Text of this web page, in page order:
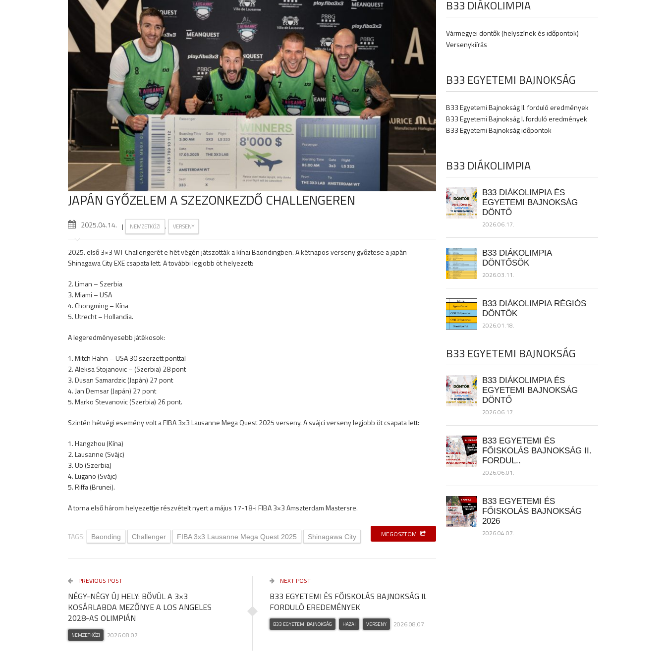
JAPÁN GYŐZELEM A SZEZONKEZDŐ CHALLENGEREN
2025.04.14. | NEMZETKÖZI , VERSENY
2025. első 3×3 WT Challengerét e hét végén játszották a kínai Baondingben. A kétnapos verseny győztese a japán
Shinagawa City EXE csapata lett. A további legjobb öt helyezett:
2. Liman – Szerbia
3. Miami – USA
4. Chongming – Kína
5. Utrecht – Hollandia.
A legeredményesebb játékosok:
1. Mitch Hahn – USA 30 szerzett ponttal
2. Aleksa Stojanovic – (Szerbia) 28 pont
3. Dusan Samardzic (Japán) 27 pont
4. Jan Demsar (Japán) 27 pont
5. Marko Stevanovic (Szerbia) 26 pont.
Szintén hétvégi esemény volt a FIBA 3×3 Lausanne Mega Quest 2025 verseny. A svájci verseny legjobb öt csapata lett:
1. Hangzhou (Kína)
2. Lausanne (Svájc)
3. Ub (Szerbia)
4. Lugano (Svájc)
5. Riffa (Brunei).
A torna első három helyezettje részvételt nyert a május 17-18-i FIBA 3×3 Amszterdam Mastersre.
TAGS: Baonding Challenger FIBA 3x3 Lausanne Mega Quest 2025 Shinagawa City MEGOSZTOM
PREVIOUS POST
NÉGY-NÉGY ÚJ HELY: BŐVÜL A 3×3
KOSÁRLABDA MEZŐNYE A LOS ANGELES
2028-AS OLIMPIÁN
NEMZETKÖZI 2026.08.07.
NEXT POST
B33 EGYETEMI ÉS FŐISKOLÁS BAJNOKSÁG II.
FORDULÓ EREDEMÉNYEK
B33 EGYETEMI BAJNOKSÁG HAZAI VERSENY 2026.08.07.
B33 DIÁKOLIMPIA
Vármegyei döntők (helyszínek és időpontok)
Versenykiírás
B33 EGYETEMI BAJNOKSÁG
B33 Egyetemi Bajnokság II. forduló eredmények
B33 Egyetemi Bajnokság I. forduló eredmények
B33 Egyetemi Bajnokság időpontok
B33 DIÁKOLIMPIA
B33 DIÁKOLIMPIA ÉS
EGYETEMI BAJNOKSÁG
DÖNTŐ
2026.06.17.
B33 DIÁKOLIMPIA
DÖNTŐSÖK
2026.03.11.
B33 DIÁKOLIMPIA RÉGIÓS
DÖNTŐK
2026.01.18.
B33 EGYETEMI BAJNOKSÁG
B33 DIÁKOLIMPIA ÉS
EGYETEMI BAJNOKSÁG
DÖNTŐ
2026.06.17.
B33 EGYETEMI ÉS
FŐISKOLÁS BAJNOKSÁG II.
FORDUL..
2026.06.01.
B33 EGYETEMI ÉS
FŐISKOLÁS BAJNOKSÁG
2026
2026.04.07.